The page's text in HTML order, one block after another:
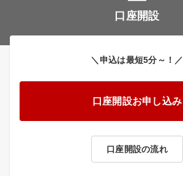
口座開設
＼申込は最短5分～！／
口座開設お申し込み
口座開設の流れ